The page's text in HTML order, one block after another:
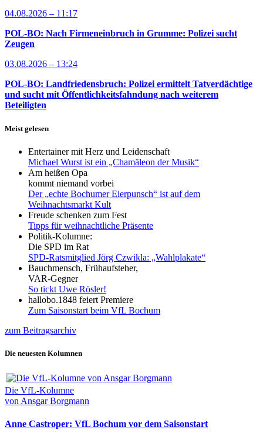
04.08.2026 – 11:17
POL-BO: Nach Firmeneinbruch in Grumme: Polizei sucht
Zeugen
03.08.2026 – 13:24
POL-BO: Landfriedensbruch: Polizei ermittelt Tatverdächtige
und sucht mit Öffentlichkeitsfahndung nach weiterem
Beteiligten
Meist gelesen
Entertainer mit Herz und Leidenschaft
Michael Wurst ist ein „Chamäleon der Musik“
Am heißen Opa
kommt niemand vorbei
Der „echte Bochumer Eierpunsch“ ist auf dem
Weihnachtsmarkt Kult
Freude schenken zum Fest
Tipps für weihnachtliche Präsente
Politik-Kolumne:
Die SPD im Rat
SPD-Ratsmitglied Jörg Czwikla: „Wahlplakate“
Bauchmensch, Frühaufsteher,
VAR-Gegner
So tickt Uwe Rösler!
hallobo.1848 feiert Premiere
Zum Saisonstart beim VfL Bochum
zum Beitragsarchiv
Die neuesten Kolumnen
Die VfL-Kolumne
von Ansgar Borgmann
Anne Castroper: VfL Bochum vor dem Saisonstart